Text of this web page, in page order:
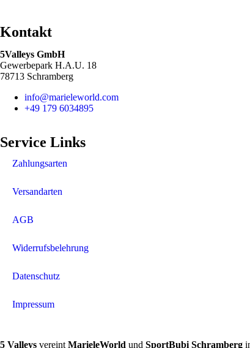
Kontakt
5Valleys GmbH
Gewerbepark H.A.U. 18
78713 Schramberg
info@marieleworld.com
+49 179 6034895
Service Links
Zahlungsarten
Versandarten
AGB
Widerrufsbelehrung
Datenschutz
Impressum
5 Valleys vereint MarieleWorld und SportBubi Schramberg